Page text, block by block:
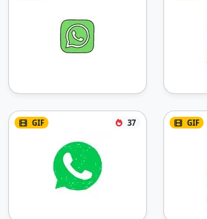
GIF 37 GIF